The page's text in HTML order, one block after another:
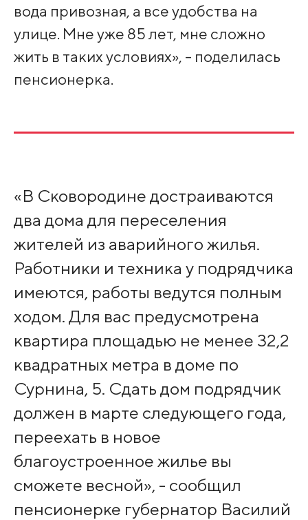
вода привозная, а все удобства на
улице. Мне уже 85 лет, мне сложно
жить в таких условиях», - поделилась
пенсионерка.
«В Сковородине достраиваются
два дома для переселения
жителей из аварийного жилья.
Работники и техника у подрядчика
имеются, работы ведутся полным
ходом. Для вас предусмотрена
квартира площадью не менее 32,2
квадратных метра в доме по
Сурнина, 5. Сдать дом подрядчик
должен в марте следующего года,
переехать в новое
благоустроенное жилье вы
сможете весной», - сообщил
пенсионерке губернатор Василий